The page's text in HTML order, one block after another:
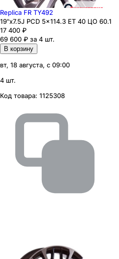
Replica FR TY492
19"x7.5J PCD 5x114.3 ЕТ 40 ЦО 60.1
17 400 ₽
69 600 ₽ за 4 шт.
В корзину
вт, 18 августа, с 09:00
4 шт.
Код товара: 1125308